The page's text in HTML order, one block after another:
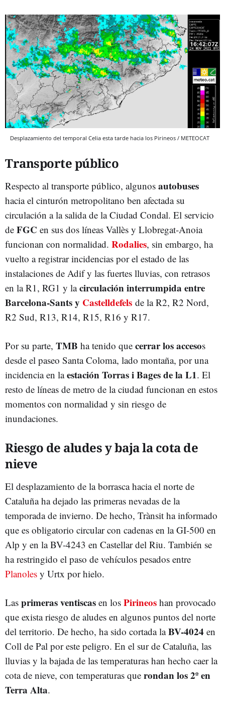
Desplazamiento del temporal Celia esta tarde hacia los Pirineos / METEOCAT
Transporte público
Respecto al transporte público, algunos autobuses
hacia el cinturón metropolitano ben afectada su
circulación a la salida de la Ciudad Condal. El servicio
de FGC en sus dos líneas Vallès y Llobregat-Anoia
funcionan con normalidad. Rodalies, sin embargo, ha
vuelto a registrar incidencias por el estado de las
instalaciones de Adif y las fuertes lluvias, con retrasos
en la R1, RG1 y lacirculación interrumpida entre
Barcelona-Sants y Castelldefels de la R2, R2 Nord,
R2 Sud, R13, R14, R15, R16 y R17.
Por su parte, TMB ha tenido que cerrar los accesos
desde el paseo Santa Coloma, lado montaña, por una
incidencia en laestación Torras i Bages de la L1. El
resto de líneas de metro de la ciudad funcionan en estos
momentos con normalidad y sin riesgo de
inundaciones.
Riesgo de aludes y baja la cota de
nieve
El desplazamiento de la borrasca hacia el norte de
Cataluña ha dejado las primeras nevadas de la
temporada de invierno. De hecho, Trànsit ha informado
que es obligatorio circular con cadenas en la GI-500 en
Alp y en la BV-4243 en Castellar del Riu. También se
ha restringido el paso de vehículos pesados entre
Planoles y Urtx por hielo.
Las primeras ventiscas en los Pirineos han provocado
que exista riesgo de aludes en algunos puntos del norte
del territorio. De hecho, ha sido cortada laBV-4024 en
Coll de Pal por este peligro. En el sur de Cataluña, las
lluvias y la bajada de las temperaturas han hecho caer la
cota de nieve, con temperaturas que rondan los 2º en
Terra Alta.